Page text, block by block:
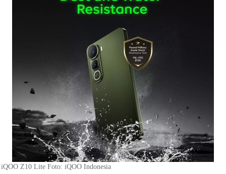
iQOO Z10 Lite Foto: iQOO Indonesia